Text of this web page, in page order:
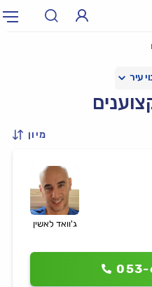
מיון
ג'וואד לאשין
053-